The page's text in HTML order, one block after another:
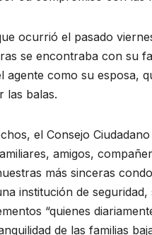
ocurrió el pasado
se encontraba con su
agente como su esposa,
las balas.
el Consejo
amigos,
más sinceras
institución de
“quienes
de las familias